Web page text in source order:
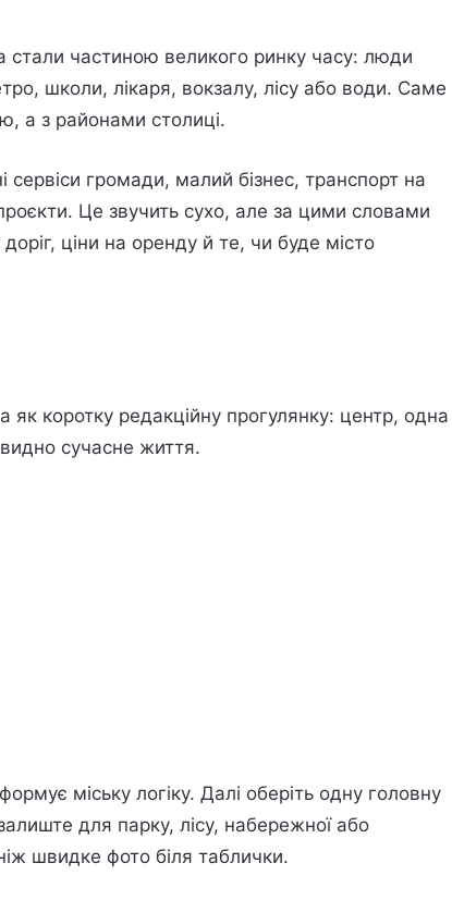
стали частиною великого ринку часу: люди
школи, лікаря, вокзалу, лісу або води. Саме
а з районами столиці.
сервіси громади, малий бізнес, транспорт на
Це звучить сухо, але за цими словами
ціни на оренду й те, чи буде місто
коротку редакційну прогулянку: центр, одна
сучасне життя.
міську логіку. Далі оберіть одну головну
для парку, лісу, набережної або
швидке фото біля таблички.